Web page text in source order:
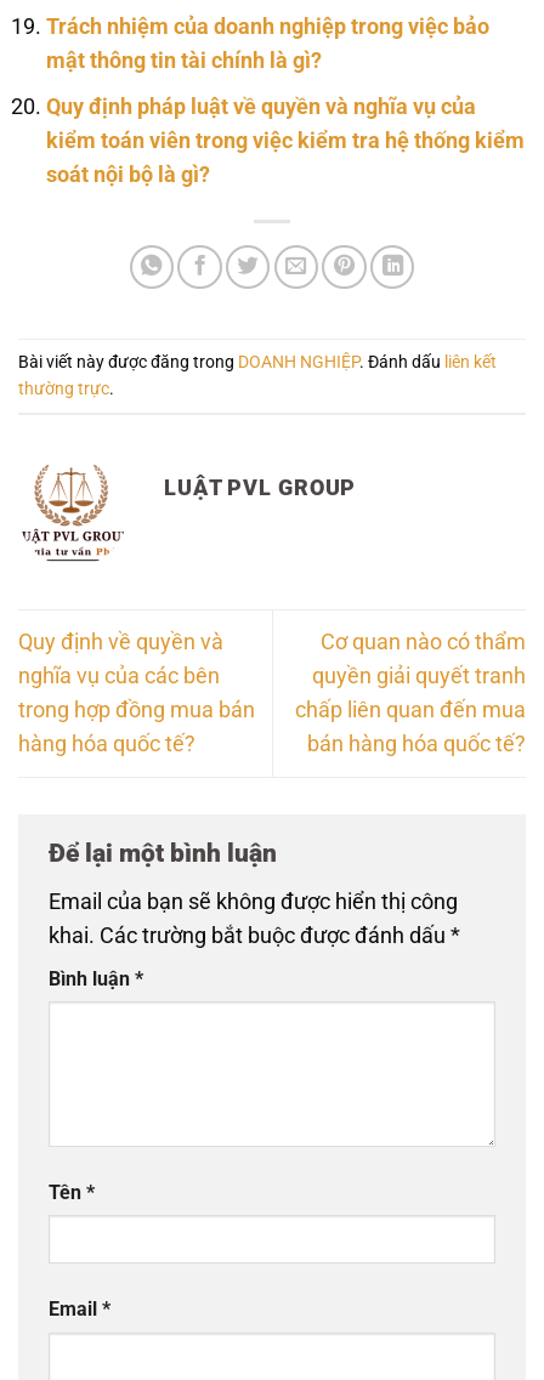
Trách nhiệm của doanh nghiệp trong việc bảo
mật thông tin tài chính là gì?
Quy định pháp luật về quyền và nghĩa vụ của
kiểm toán viên trong việc kiểm tra hệ thống kiểm
soát nội bộ là gì?
Bài viết này được đăng trong DOANH NGHIỆP. Đánh dấu liên kết
thường trực.
LUẬT PVL GROUP
Quy định về quyền và
nghĩa vụ của các bên
trong hợp đồng mua bán
hàng hóa quốc tế?
Cơ quan nào có thẩm
quyền giải quyết tranh
chấp liên quan đến mua
bán hàng hóa quốc tế?
Để lại một bình luận
Email của bạn sẽ không được hiển thị công
khai. Các trường bắt buộc được đánh dấu *
Bình luận *
Tên *
Email *